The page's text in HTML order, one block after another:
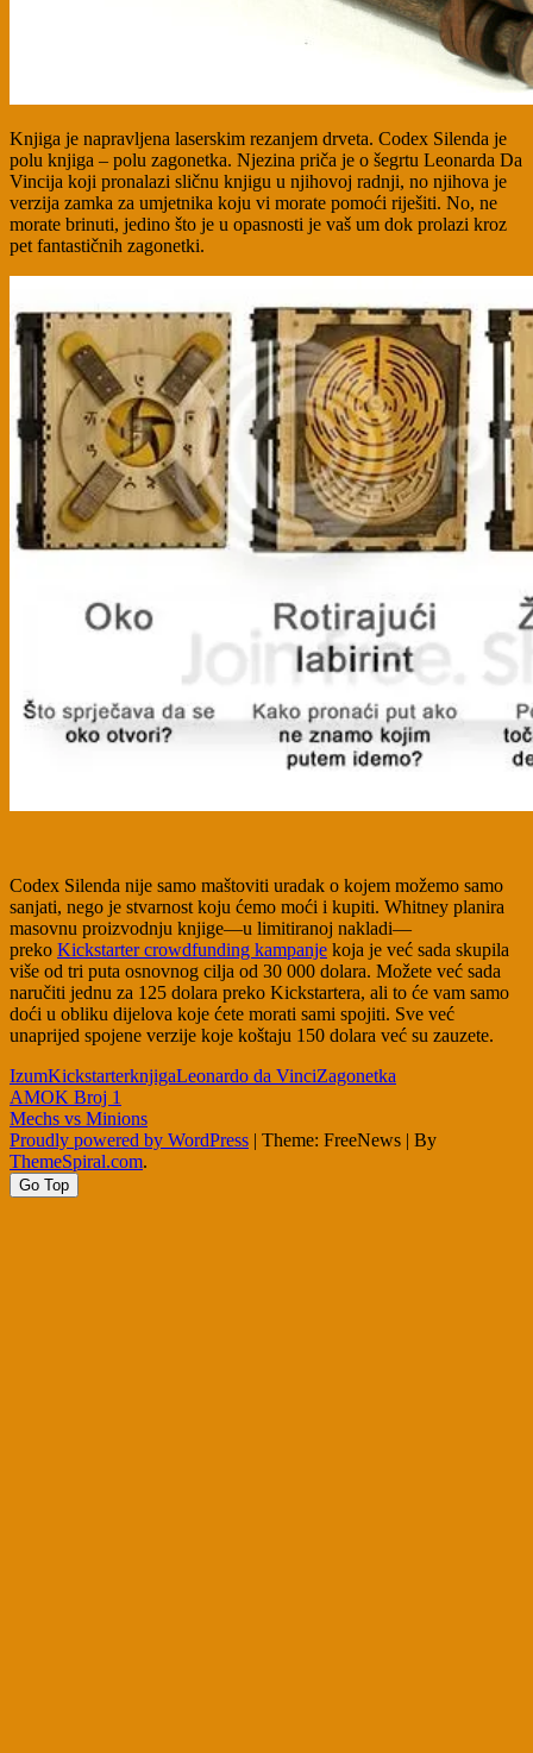
Knjiga je napravljena laserskim rezanjem drveta. Codex Silenda je
polu knjiga – polu zagonetka. Njezina priča je o šegrtu Leonarda Da
Vincija koji pronalazi sličnu knjigu u njihovoj radnji, no njihova je
verzija zamka za umjetnika koju vi morate pomoći riješiti. No, ne
morate brinuti, jedino što je u opasnosti je vaš um dok prolazi kroz
pet fantastičnih zagonetki.
Codex Silenda nije samo maštoviti uradak o kojem možemo samo
sanjati, nego je stvarnost koju ćemo moći i kupiti. Whitney planira
masovnu proizvodnju knjige—u limitiranoj nakladi—
preko Kickstarter crowdfunding kampanje koja je već sada skupila
više od tri puta osnovnog cilja od 30 000 dolara. Možete već sada
naručiti jednu za 125 dolara preko Kickstartera, ali to će vam samo
doći u obliku dijelova koje ćete morati sami spojiti. Sve već
unaprijed spojene verzije koje koštaju 150 dolara već su zauzete.
IzumKickstarterknjigaLeonardo da VinciZagonetka
Post
navigation
AMOK Broj 1
Mechs vs Minions
Proudly powered by WordPress | Theme: FreeNews | By
ThemeSpiral.com.
Go Top